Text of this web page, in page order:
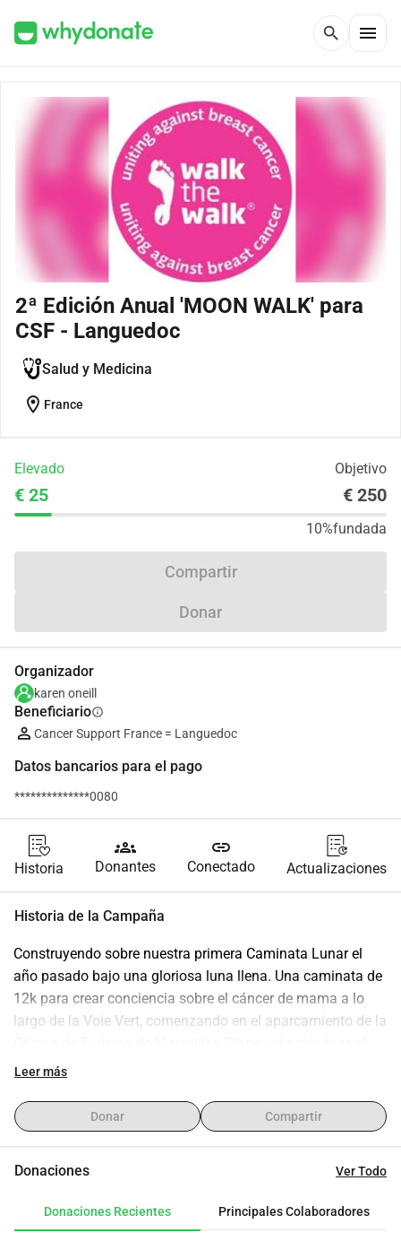
search menu
2ª Edición Anual 'MOON WALK' para
CSF - Languedoc
Salud y Medicina
location_on France
Elevado Objetivo
€ 25 € 250
10%fundada
Compartir
Donar
Organizador
karen oneill
Beneficiarioinfo
Cancer Support France = Languedoc
Datos bancarios para el pago
**************0080
Historia
groups
Donantes
link
Conectado Actualizaciones
Historia de la Campaña
Construyendo sobre nuestra primera Caminata Lunar el
año pasado bajo una gloriosa luna llena. Una caminata de
12k para crear conciencia sobre el cáncer de mama a lo
largo de la Voie Vert, comenzando en el aparcamiento de la
Lido de Sète. FECHA VIERNES 3 de OCTUBRE de 2025 -
otra prenda rosa. ¡Abierto a damas, caballeros y perros!!
Leer más
Donar Compartir
Donaciones Ver Todo
Donaciones Recientes Principales Colaboradores